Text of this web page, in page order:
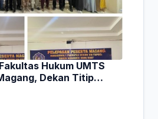
Hukum UMTS
Dekan Titip